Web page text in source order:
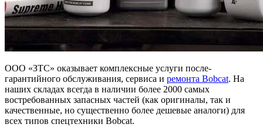
ООО «ЗТС» оказывает комплексные услуги после-
гарантийного обслуживания, сервиса и ремонта Bobcat. На
наших складах всегда в наличии более 2000 самых
востребованных запасных частей (как оригиналы, так и
качественные, но существенно более дешевые аналоги) для
всех типов спецтехники Bobcat.